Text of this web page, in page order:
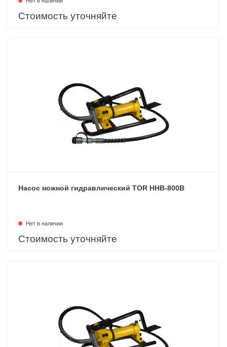
Стоимость уточняйте
Насос ножной гидравлический TOR HHB-800B
Нет в наличии
Стоимость уточняйте